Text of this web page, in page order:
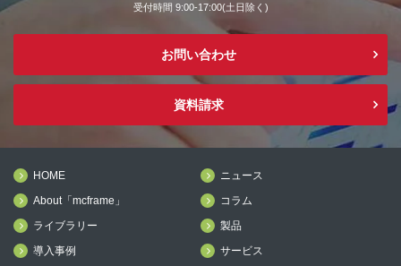
受付時間 9:00-17:00(土日除く)
お問い合わせ
資料請求
HOME
ニュース
About「mcframe」
コラム
ライブラリー
製品
導入事例
サービス